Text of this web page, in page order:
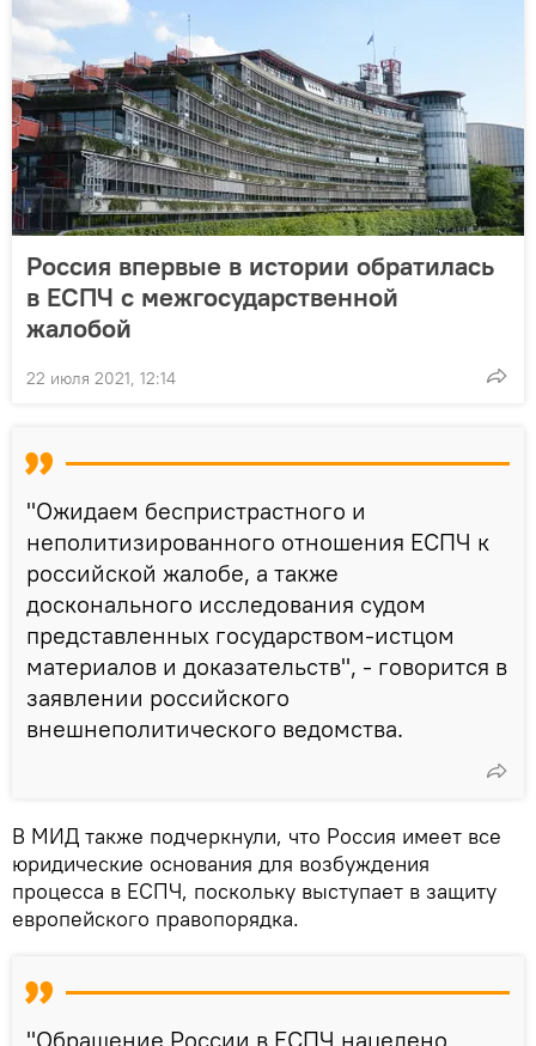
Россия впервые в истории обратилась
в ЕСПЧ с межгосударственной
жалобой
22 июля 2021, 12:14
"Ожидаем беспристрастного и
неполитизированного отношения ЕСПЧ к
российской жалобе, а также
досконального исследования судом
представленных государством-истцом
материалов и доказательств", - говорится в
заявлении российского
внешнеполитического ведомства.
В МИД также подчеркнули, что Россия имеет все
юридические основания для возбуждения
процесса в ЕСПЧ, поскольку выступает в защиту
европейского правопорядка.
"Обращение России в ЕСПЧ нацелено